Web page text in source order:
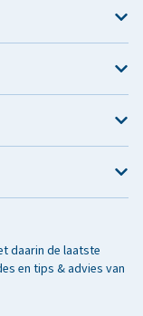
daarin de laatste
en tips & advies van